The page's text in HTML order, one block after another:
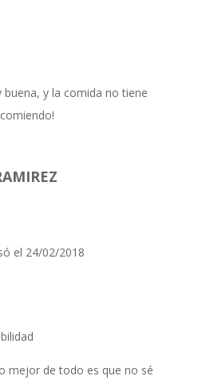
buena, y la comida no tiene
el 24/02/2018
mejor de todo es que no sé